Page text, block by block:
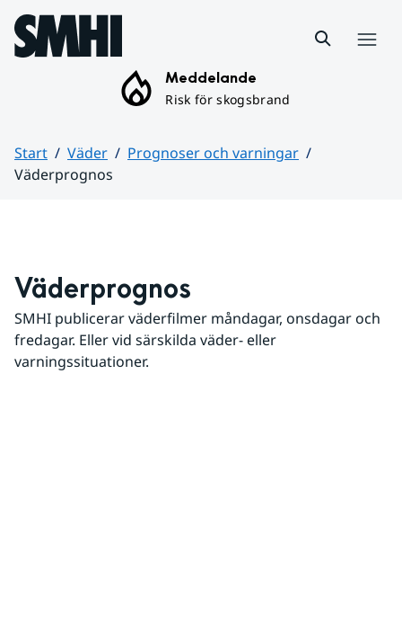
Hoppa till sidans innehåll
Meddelande
Risk för skogsbrand
Start Väder
Prognoser och varningar
Väderprognos
Väderprognos
SMHI publicerar väderfilmer måndagar, onsdagar och
fredagar. Eller vid särskilda väder- eller
varningssituationer.